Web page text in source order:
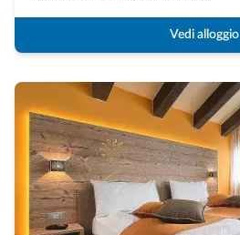
Vedi alloggio